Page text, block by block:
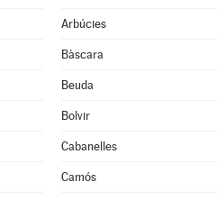
Arbúcies
Bàscara
Beuda
Bolvir
Cabanelles
Camós